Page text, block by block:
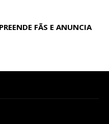
FÃS E ANUNCIA